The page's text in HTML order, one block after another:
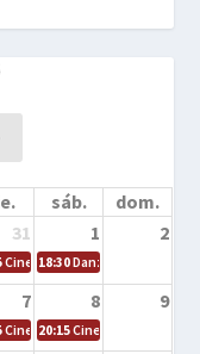
sáb.
dom.
31 1 2
Cine en la calle – Cómo
18:30Danza – Cita en el
7 8 9
Cine en la calle – El niño y la
20:15Cine en la calle –